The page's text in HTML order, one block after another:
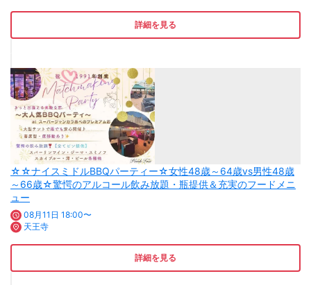
詳細を見る
☆☆ナイスミドルBBQパーティー☆女性48歳～64歳vs男性48歳
～66歳☆驚愕のアルコール飲み放題・瓶提供＆充実のフードメニ
ュー
08月11日 18:00〜
天王寺
詳細を見る